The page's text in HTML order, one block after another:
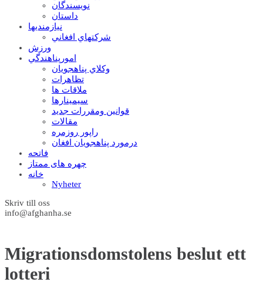
نويسندگان
داستان
نيازمنديها
شرکتهاي افغاني
ورزش
امورپناهندگي
وکلاي پناهجويان
تظاهرات
ملاقات ها
سيمينارها
قوانين ومقررات جديد
مقالات
راپور روزمره
درمورد پناهجويان افغان
فاتحه
چهره های ممتاز
خانه
Nyheter
Skriv till oss
info@afghanha.se
Migrationsdomstolens beslut ett
lotteri